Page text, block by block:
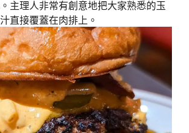
主理人非常有創意地把大家熟悉的玉
直接覆蓋在肉排上。